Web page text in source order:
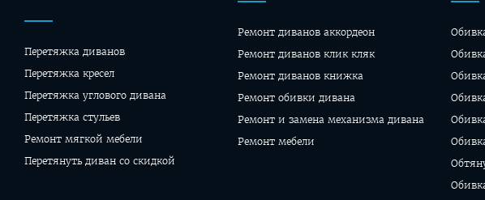
Перетяжка диванов
Перетяжка кресел
Перетяжка углового дивана
Перетяжка стульев
Ремонт мягкой мебели
Перетянуть диван со скидкой
Ремонт диванов аккордеон
Ремонт диванов клик кляк
Ремонт диванов книжка
Ремонт обивки дивана
Ремонт и замена механизма дивана
Ремонт мебели